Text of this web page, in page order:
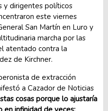
y dirigentes políticos
este viernes
San Martín en Luro y
marcha por las
atentado contra la
de Kirchner.
de extracción
a Cazador de Noticias
cosas porque lo ajustaría